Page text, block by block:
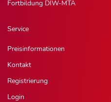
Fortbildung DIW-MTA
Service
Preisinformationen
Kontakt
Registrierung
Login